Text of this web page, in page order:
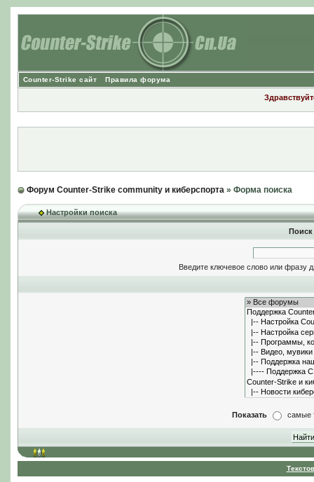
Counter-Strike сайт Правила форума
Форум Counter-Strike community и киберспорта» Форма поиска
Настройки поиска
Введите ключевое слово или фразу
Показать самые